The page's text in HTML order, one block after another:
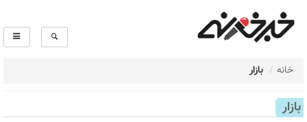
خانه بازار
بازار